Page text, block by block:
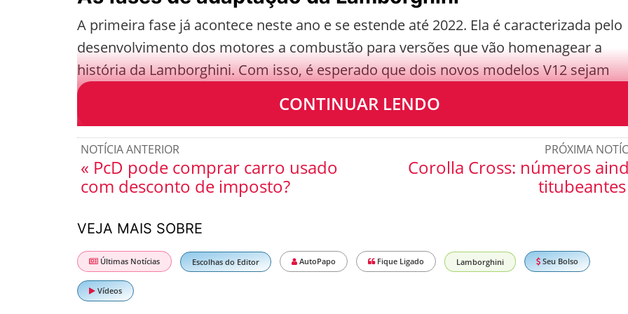
A primeira fase já acontece neste ano e se estende até 2022. Ela é caracterizada pelo
desenvolvimento dos motores a combustão para versões que vão homenagear a
história da Lamborghini. Com isso, é esperado que dois novos modelos V12 sejam
anunciados ainda em 2021.
CONTINUAR LENDO
PRÓXIMA
Corolla Cross: números
titubeantes
NOTÍCIA ANTERIOR
« PcD pode comprar carro usado
com desconto de imposto?
VEJA MAIS SOBRE
Últimas Notícias Escolhas do Editor AutoPapo Fique Ligado Lamborghini Seu Bolso
Vídeos